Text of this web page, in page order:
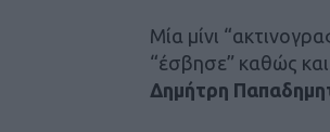
Μία μίνι
“έσβησε” καθώς
Δημήτρη